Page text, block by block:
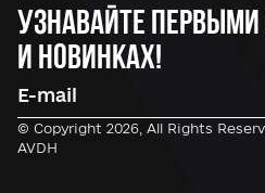
Узнавайте
и новинках!
© Copyright 2026, All Rights
AVDH